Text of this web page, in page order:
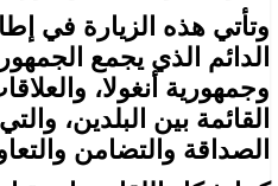
وتأتي هذه الزيارة في
الدائم الذي يجمع
وجمهورية أنغولا،
القائمة بين البلدين،
الصداقة والتضامن